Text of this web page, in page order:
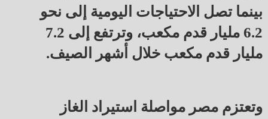
بينما تصل الاحتياجات اليومية إلى نحو
6.2 مليار قدم مكعب، وترتفع إلى 7.2
مليار قدم مكعب خلال أشهر الصيف.
وتعتزم مصر مواصلة استيراد الغاز